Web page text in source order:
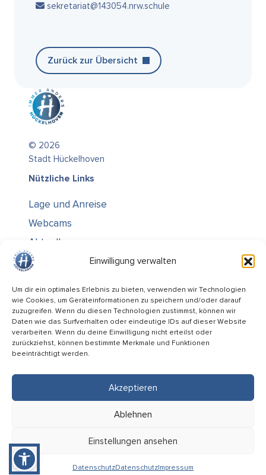
Einwilligung verwalten
Um dir ein optimales Erlebnis zu bieten, verwenden wir Technologien
wie Cookies, um Geräteinformationen zu speichern und/oder darauf
zuzugreifen. Wenn du diesen Technologien zustimmst, können wir
Daten wie das Surfverhalten oder eindeutige IDs auf dieser Website
verarbeiten. Wenn du deine Einwilligung nicht erteilst oder
zurückziehst, können bestimmte Merkmale und Funktionen
beeinträchtigt werden.
Akzeptieren
Ablehnen
Einstellungen ansehen
DatenschutzDatenschutzImpressum
sekretariat@143054.nrw.schule
Zurück zur Übersicht
© 2026
Stadt Hückelhoven
Nützliche Links
Lage und Anreise
Webcams
Aktuelles
Über uns
Kontakt / Öffnungszeiten
Alle Ämter
Stellenausschreibungen
Rechtliches
Informiert bleiben